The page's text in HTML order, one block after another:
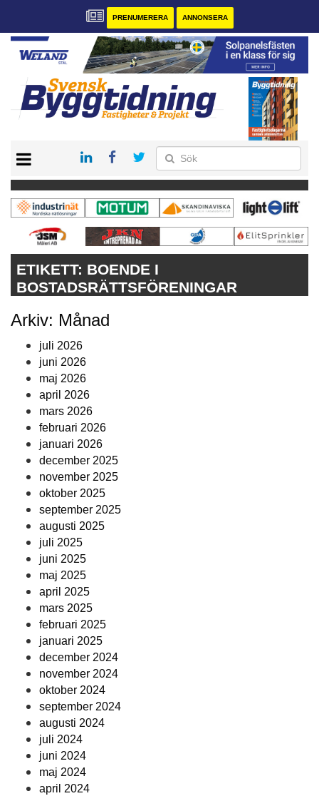
PRENUMERERA ANNONSERA
PRENUMERERA
VÅRA ANDRA MAGASIN
ANNONSERA
ETIKETT: BOENDE I
BOSTADSRÄTTSFÖRENINGAR
Arkiv: Månad
juli 2026
juni 2026
maj 2026
april 2026
mars 2026
februari 2026
januari 2026
december 2025
november 2025
oktober 2025
september 2025
augusti 2025
juli 2025
juni 2025
maj 2025
april 2025
mars 2025
februari 2025
januari 2025
december 2024
november 2024
oktober 2024
september 2024
augusti 2024
juli 2024
juni 2024
maj 2024
april 2024